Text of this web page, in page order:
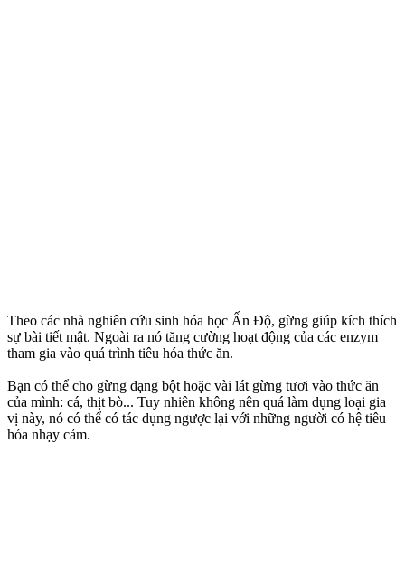
Theo các nhà nghiên cứu sinh hóa học Ấn Độ, gừng giúp kích thích
sự bài tiết mật. Ngoài ra nó tăng cường hoạt động của các enzym
tham gia vào quá trình tiêu hóa thức ăn.
Bạn có thể cho gừng dạng bột hoặc vài lát gừng tươi vào thức ăn
của mình: cá, thịt bò... Tuy nhiên không nên quá làm dụng loại gia
vị này, nó có thể có tác dụng ngược lại với những người có hệ tiêu
hóa nhạ‌y cả‌m.